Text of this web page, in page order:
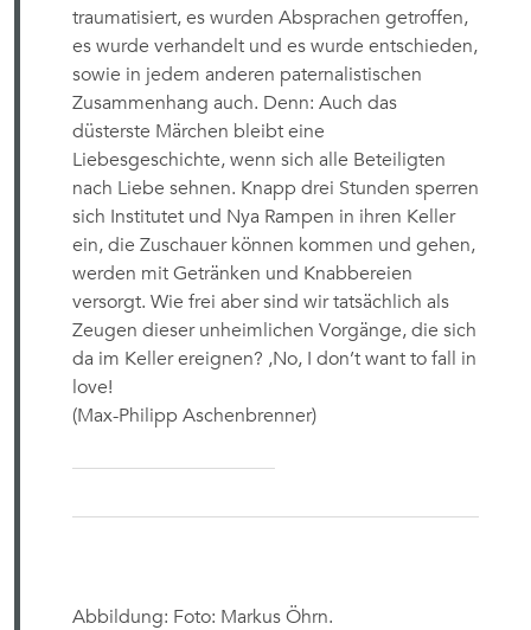
traumatisiert, es wurden Absprachen getroffen,
es wurde verhandelt und es wurde entschieden,
sowie in jedem anderen paternalistischen
Zusammenhang auch. Denn: Auch das
düsterste Märchen bleibt eine
Liebesgeschichte, wenn sich alle Beteiligten
nach Liebe sehnen. Knapp drei Stunden sperren
sich Institutet und Nya Rampen in ihren Keller
ein, die Zuschauer können kommen und gehen,
werden mit Getränken und Knabbereien
versorgt. Wie frei aber sind wir tatsächlich als
Zeugen dieser unheimlichen Vorgänge, die sich
da im Keller ereignen? ,No, I don’t want to fall in
love!
(Max-Philipp Aschenbrenner)
Abbildung: Foto: Markus Öhrn.